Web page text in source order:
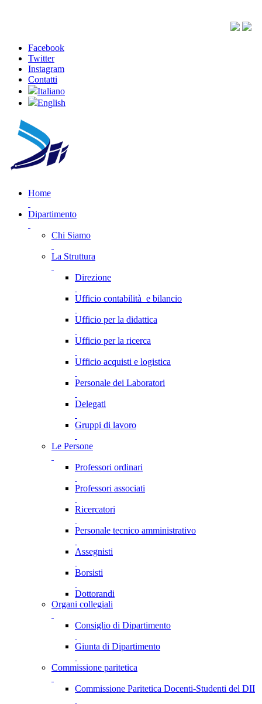
Facebook
Twitter
Instagram
Contatti
Italiano
English
Home
Dipartimento
Chi Siamo
La Struttura
Direzione
Ufficio contabilità e bilancio
Ufficio per la didattica
Ufficio per la ricerca
Ufficio acquisti e logistica
Personale dei Laboratori
Delegati
Gruppi di lavoro
Le Persone
Professori ordinari
Professori associati
Ricercatori
Personale tecnico amministrativo
Assegnisti
Borsisti
Dottorandi
Organi collegiali
Consiglio di Dipartimento
Giunta di Dipartimento
Commissione paritetica
Commissione Paritetica Docenti-Studenti del DII